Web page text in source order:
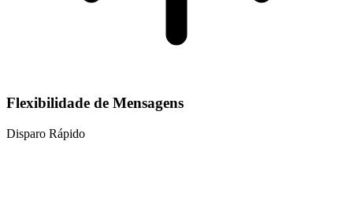
Flexibilidade de Mensagens
Disparo Rápido